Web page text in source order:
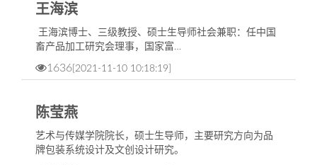
王海滨
王海滨博士、三级教授、硕士生导师社会兼职：任中国
畜产品加工研究会理事，国家富…
1636 [2021-11-10 10:18:19]
陈莹燕
艺术与传媒学院院长，硕士生导师，主要研究方向为品
牌包装系统设计及文创设计研究。